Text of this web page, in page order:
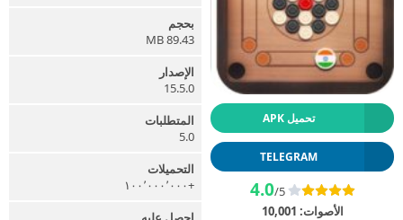
تحميل APK
TELEGRAM
4.0/5
الأصوات: 10,001
بحجم
89.43 MB
الإصدار
15.5.0
المتطلبات
5.0
التحميلات
+١٠٠٬٠٠٠٬٠٠٠